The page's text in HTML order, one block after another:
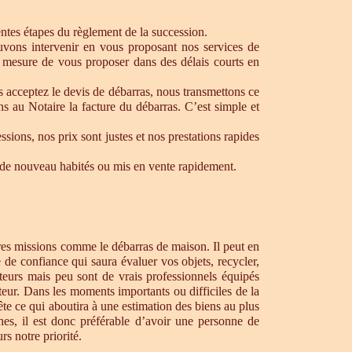
étapes du règlement de la succession.
intervenir en vous proposant nos services de
de vous proposer dans des délais courts en
le devis de débarras, nous transmettons ce
au Notaire la facture du débarras. C’est simple et
nos prix sont justes et nos prestations rapides
nouveau habités ou mis en vente rapidement.
missions comme le débarras de maison. Il peut en
confiance qui saura évaluer vos objets, recycler,
mais peu sont de vrais professionnels équipés
Dans les moments importants ou difficiles de la
ce qui aboutira à une estimation des biens au plus
il est donc préférable d’avoir une personne de
notre priorité.